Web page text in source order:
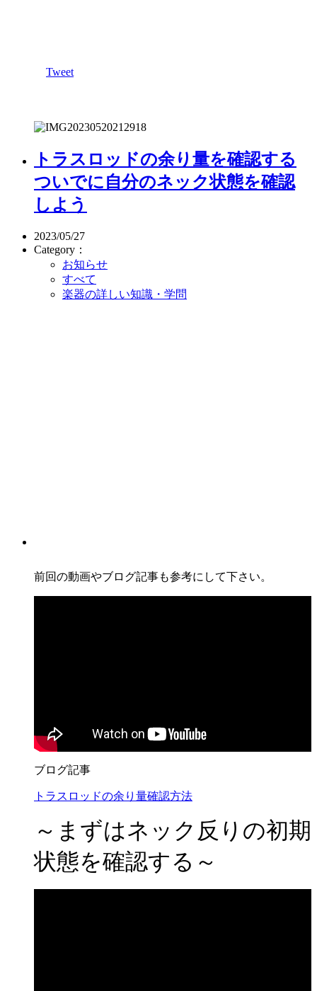
Tweet
トラスロッドの余り量を確認する
ついでに自分のネック状態を確認
しよう
2023/05/27
Category：
お知らせ
すべて
楽器の詳しい知識・学問
前回の動画やブログ記事も参考にして下さい。
ブログ記事
トラスロッドの余り量確認方法
～まずはネック反りの初期
状態を確認する～